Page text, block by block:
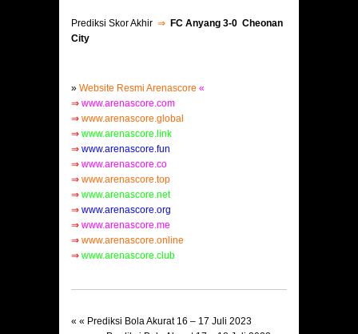
Prediksi Skor Akhir ⇒ FC Anyang 3-0 Cheonan
City
» Website Resmi Arenascore «
⇒ www.arenascore.com
⇒ www.arenascore.global
⇒ www.arenascore.link
⇒ www.arenascore.fun
⇒ www.arenascore.co
⇒ www.arenascore.top
⇒ www.arenascore.net
⇒ www.arenascore.org
⇒ www.arenascore.me
⇒ www.arenascore.online
⇒ www.arenascore.club
« « Prediksi Bola Akurat 16 – 17 Juli 2023